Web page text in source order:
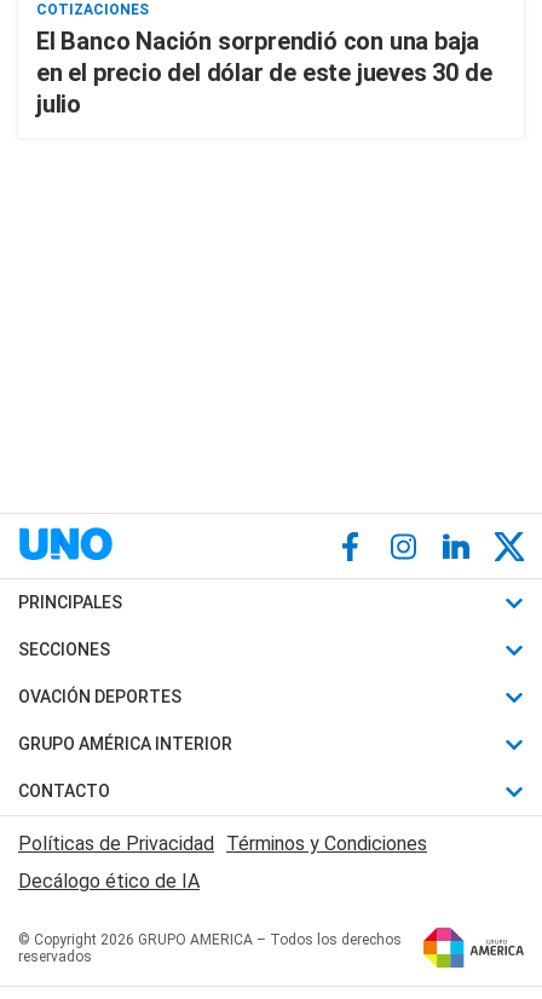
COTIZACIONES
El Banco Nación sorprendió con una baja
en el precio del dólar de este jueves 30 de
julio
PRINCIPALES
Últimas Noticias
Política
Judiciales
Economia
SECCIONES
Horóscopo
Motores
Trucos caseros
Series y Películas
Edictos y Solicitadas
OVACIÓN DEPORTES
Fútbol
Mundial
Automovilismo
Rugby
Básquet
GRUPO AMÉRICA INTERIOR
Canal 7 en Vivo
San Juan 8
CONTACTO
Acerca de Nosotros
Contactanos
Políticas de Privacidad Términos y Condiciones
Decálogo ético de IA
© Copyright 2026 GRUPO AMERICA – Todos los derechos
reservados